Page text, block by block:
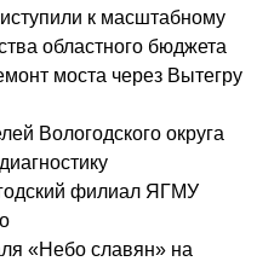
к масштабному
областного бюджета
моста через Вытегру
Вологодского округа
филиал ЯГМУ
«Небо славян» на